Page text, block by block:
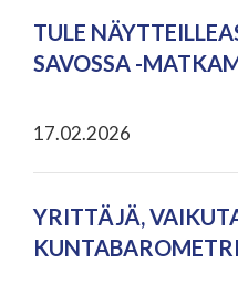
TULE
SAVOSSA -
17.02.2026
YRITTÄJÄ,